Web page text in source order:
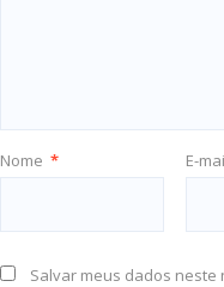
Nome * E-
Salvar meus dados